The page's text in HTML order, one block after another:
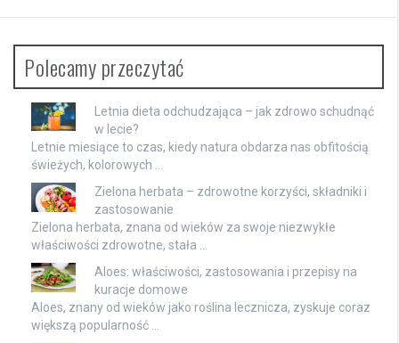
Polecamy przeczytać
Letnia dieta odchudzająca – jak zdrowo schudnąć
w lecie?
Letnie miesiące to czas, kiedy natura obdarza nas obfitością
świeżych, kolorowych …
Zielona herbata – zdrowotne korzyści, składniki i
zastosowanie
Zielona herbata, znana od wieków za swoje niezwykłe
właściwości zdrowotne, stała …
Aloes: właściwości, zastosowania i przepisy na
kuracje domowe
Aloes, znany od wieków jako roślina lecznicza, zyskuje coraz
większą popularność …